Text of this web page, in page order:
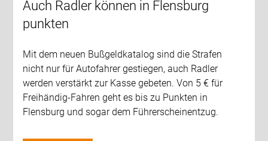
Auch Radler können in Flensburg
punkten
Mit dem neuen Bußgeldkatalog sind die Strafen
nicht nur für Autofahrer gestiegen, auch Radler
werden verstärkt zur Kasse gebeten. Von 5 € für
Freihändig-Fahren geht es bis zu Punkten in
Flensburg und sogar dem Führerscheinentzug.